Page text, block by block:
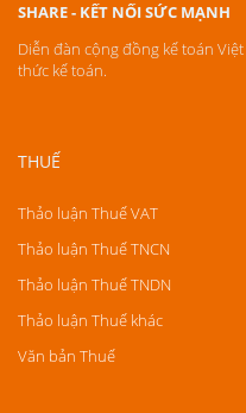
SHARE - KẾT NỐI SỨC MẠNH
Diễn đàn cộng đồng kế toán
thức kế toán.
THUẾ
Thảo luận Thuế VAT
Thảo luận Thuế TNCN
Thảo luận Thuế TNDN
Thảo luận Thuế khác
Văn bản Thuế